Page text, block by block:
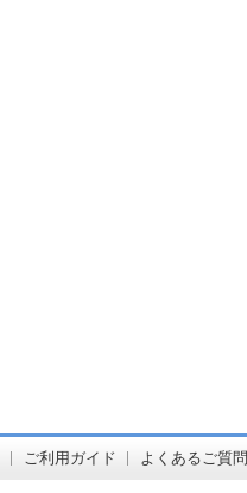
ご利用ガイド よくあるご質問